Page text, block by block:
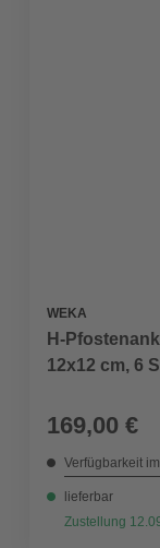
WEKA
H-
12x12 cm, 6
169,00 €
Verfügbarkeit
lieferbar
Zustellung